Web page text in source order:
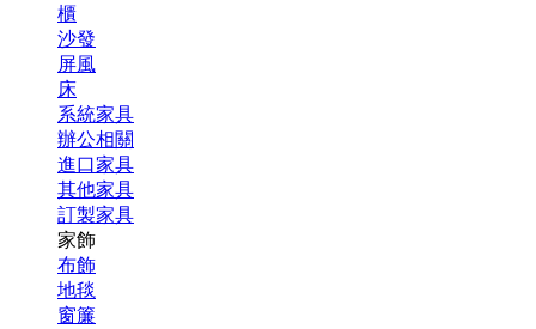
櫃
沙發
屏風
床
系統家具
辦公相關
進口家具
其他家具
訂製家具
家飾
布飾
地毯
窗簾